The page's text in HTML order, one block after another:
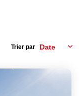
Trier par